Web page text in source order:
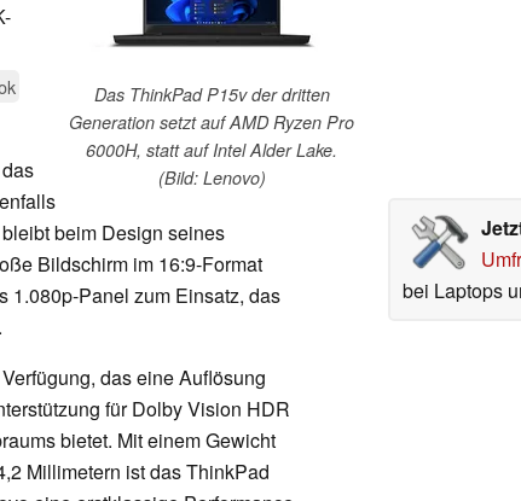
Das ThinkPad P15v der dritten
Generation setzt auf AMD Ryzen Pro
6000H, statt auf Intel Alder Lake.
(Bild: Lenovo)
bei Laptops
beim Design seines
Bildschirm im 16:9-Format
1.080p-Panel zum Einsatz, das
das eine Auflösung
für Dolby Vision HDR
bietet. Mit einem Gewicht
Millimetern ist das ThinkPad